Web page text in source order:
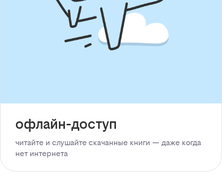
офлайн-доступ
читайте и слушайте скачанные книги — даже когда
нет интернета